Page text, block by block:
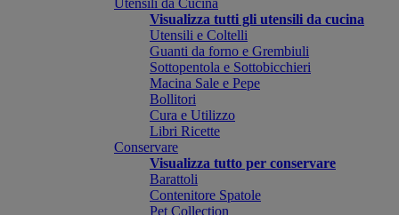
Utensili da Cucina
Visualizza tutti gli utensili da cucina
Utensili e Coltelli
Guanti da forno e Grembiuli
Sottopentola e Sottobicchieri
Macina Sale e Pepe
Bollitori
Cura e Utilizzo
Libri Ricette
Conservare
Visualizza tutto per conservare
Barattoli
Contenitore Spatole
Pet Collection